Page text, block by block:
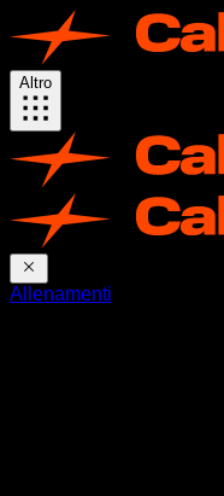
Altro
Allenamenti